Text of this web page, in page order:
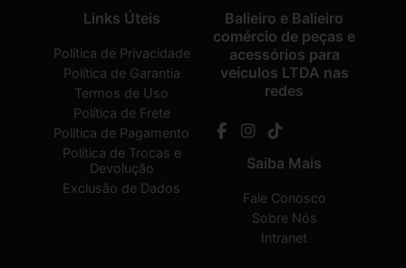
Links Úteis
Política de Privacidade
Política de Garantia
Termos de Uso
Política de Frete
Política de Pagamento
Política de Trocas e
Devolução
Exclusão de Dados
Balieiro e Balieiro
comércio de peças e
acessórios para
veículos LTDA nas
redes
Saiba Mais
Fale Conosco
Sobre Nós
Intranet